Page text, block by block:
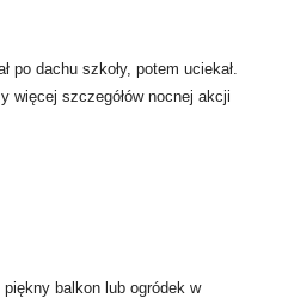
po dachu szkoły, potem uciekał.
więcej szczegółów nocnej akcji
piękny balkon lub ogródek w